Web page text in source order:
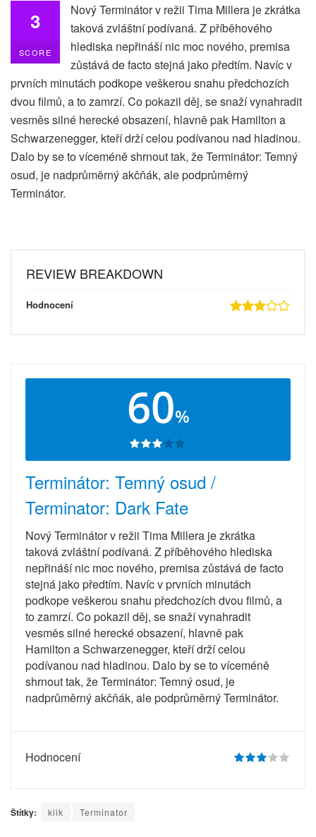
3
SCORE
Nový Terminátor v režii Tima Millera je zkrátka
taková zvláštní podívaná. Z příběhového
hlediska nepřináší nic moc nového, premisa
zůstává de facto stejná jako předtím. Navíc v
prvních minutách podkope veškerou snahu předchozích
dvou filmů, a to zamrzí. Co pokazil děj, se snaží vynahradit
vesměs silné herecké obsazení, hlavně pak Hamilton a
Schwarzenegger, kteří drží celou podívanou nad hladinou.
Dalo by se to víceméně shrnout tak, že Terminátor: Temný
osud, je nadprůměrný akčňák, ale podprůměrný
Terminátor.
REVIEW BREAKDOWN
Hodnocení
60%
Terminátor: Temný osud /
Terminator: Dark Fate
Nový Terminátor v režii Tima Millera je zkrátka
taková zvláštní podívaná. Z příběhového hlediska
nepřináší nic moc nového, premisa zůstává de facto
stejná jako předtím. Navíc v prvních minutách
podkope veškerou snahu předchozích dvou filmů, a
to zamrzí. Co pokazil děj, se snaží vynahradit
vesměs silné herecké obsazení, hlavně pak
Hamilton a Schwarzenegger, kteří drží celou
podívanou nad hladinou. Dalo by se to víceméně
shrnout tak, že Terminátor: Temný osud, je
nadprůměrný akčňák, ale podprůměrný Terminátor.
Hodnocení
Štítky: klik Terminator